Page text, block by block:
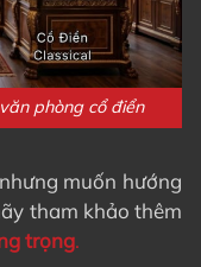
phòng cổ điển
muốn hướng
tham khảo thêm
trọng.